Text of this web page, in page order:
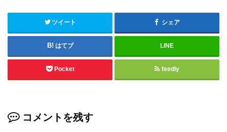
ツイート シェア
はてブ LINE
Pocket feedly
コメントを残す